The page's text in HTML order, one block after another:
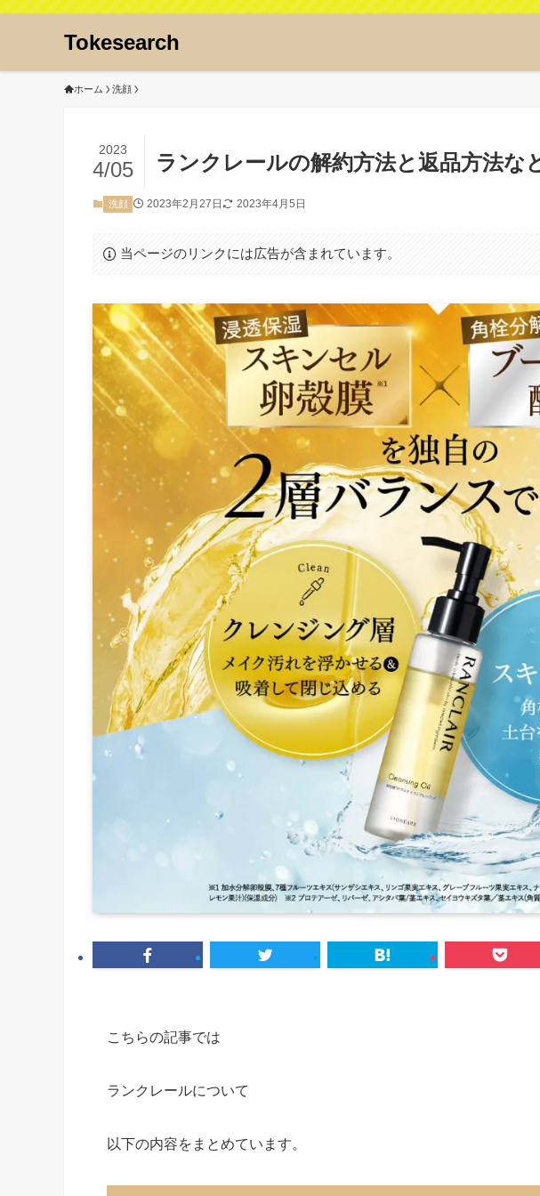
Tokesearch
ホーム 洗顔
ランクレールの解約方法と返品方法な
2023
4/05
洗顔 2023年2月27日 2023年4月5日
当ページのリンクには広告が含まれています。
こちらの記事では
ランクレールについて
以下の内容をまとめています。